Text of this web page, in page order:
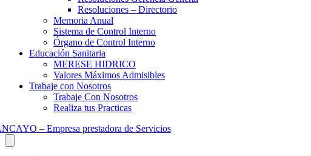
Resoluciones – Directorio
Memoria Anual
Sistema de Control Interno
Órgano de Control Interno
Educación Sanitaria
MERESE HIDRICO
Valores Máximos Admisibles
Trabaje con Nosotros
Trabaje Con Nosotros
Realiza tus Practicas